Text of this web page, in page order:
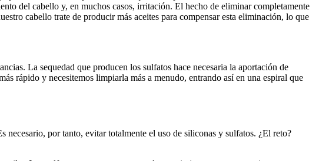
del cabello y, en muchos casos, irritación. El hecho de eliminar completamente
cabello trate de producir más aceites para compensar esta eliminación, lo que
La sequedad que producen los sulfatos hace necesaria la aportación de
rápido y necesitemos limpiarla más a menudo, entrando así en una espiral que
necesario, por tanto, evitar totalmente el uso de siliconas y sulfatos. ¿El reto?